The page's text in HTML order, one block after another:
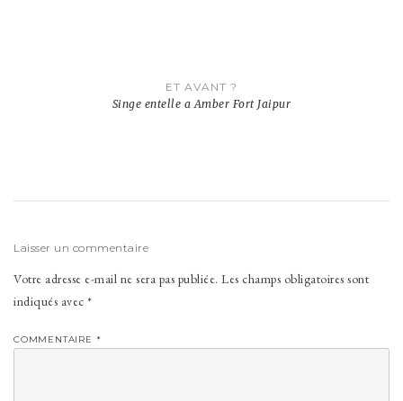
ET AVANT ?
Singe entelle a Amber Fort Jaipur
Laisser un commentaire
Votre adresse e-mail ne sera pas publiée. Les champs obligatoires sont
indiqués avec *
COMMENTAIRE *